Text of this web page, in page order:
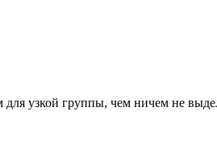
узкой группы, чем ничем не